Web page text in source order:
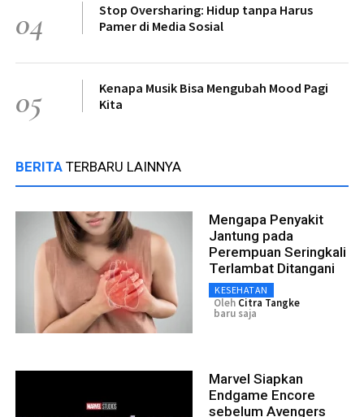
04
Stop Oversharing: Hidup tanpa Harus
Pamer di Media Sosial
05
Kenapa Musik Bisa Mengubah Mood Pagi
Kita
BERITA TERBARU LAINNYA
Mengapa Penyakit
Jantung pada
Perempuan Seringkali
Terlambat Ditangani
KESEHATAN
Oleh Citra Tangke
baru saja
Marvel Siapkan
Endgame Encore
sebelum Avengers